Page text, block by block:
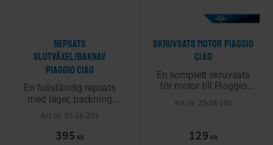
Repsats
slutväxel/baknav
Piaggio Ciao
En fullständig repsats
med lager, packning
m,m för renovering av
slutväxel och baknav
till Ciao.
61-26-203
395 KR
Skruvsats motor Piaggio
Ciao
En komplett skruvsats
för motor till Piaggio
Ciao.
25-18-101
129 KR